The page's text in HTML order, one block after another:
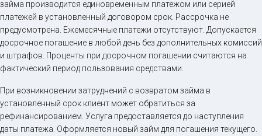
займа производится единовременным платежом или серией
платежей в установленный договором срок. Рассрочка не
предусмотрена. Ежемесячные платежи отсутствуют. Допускается
досрочное погашение в любой день без дополнительных комиссий
и штрафов. Проценты при досрочном погашении считаются на
фактический период пользования средствами.
При возникновении затруднений с возвратом займа в
установленный срок клиент может обратиться за
рефинансированием. Услуга предоставляется до наступления
даты платежа. Оформляется новый займ для погашения текущего.